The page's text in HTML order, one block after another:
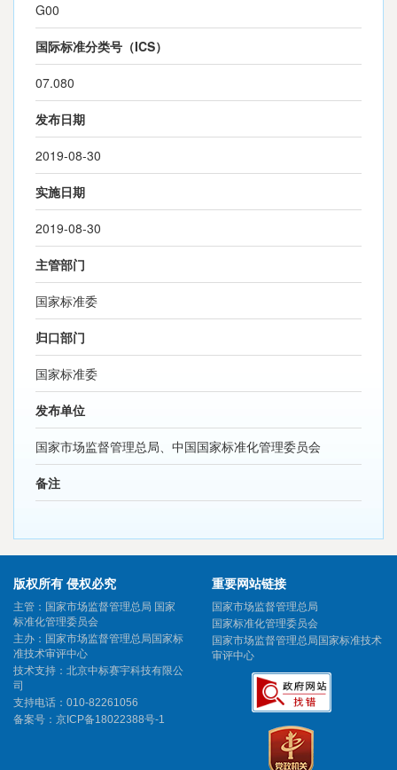
G00
国际标准分类号（ICS）
07.080
发布日期
2019-08-30
实施日期
2019-08-30
主管部门
国家标准委
归口部门
国家标准委
发布单位
国家市场监督管理总局、中国国家标准化管理委员会
备注
版权所有 侵权必究
主管：国家市场监督管理总局 国家
标准化管理委员会
主办：国家市场监督管理总局国家标
准技术审评中心
技术支持：北京中标赛宇科技有限公
司
支持电话：010-82261056
备案号： 京ICP备18022388号-1
重要网站链接
国家市场监督管理总局
国家标准化管理委员会
国家市场监督管理总局国家标准技术
审评中心